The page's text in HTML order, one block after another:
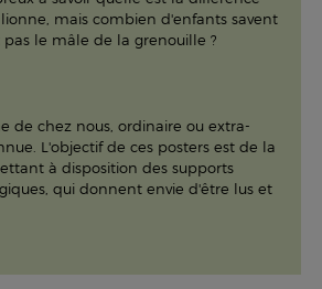
mais combien d'enfants savent
le mâle de la grenouille ?
de chez nous, ordinaire ou extra-
L'objectif de ces posters est de la
à disposition des supports
qui donnent envie d'être lus et